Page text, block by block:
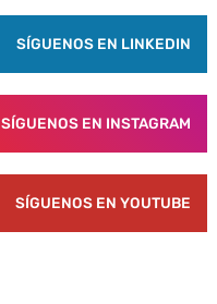
SÍGUENOS EN LINKEDIN
SÍGUENOS EN INSTAGRAM
SÍGUENOS EN YOUTUBE